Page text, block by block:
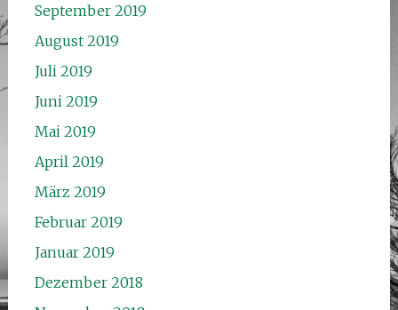
September 2019
August 2019
Juli 2019
Juni 2019
Mai 2019
April 2019
März 2019
Februar 2019
Januar 2019
Dezember 2018